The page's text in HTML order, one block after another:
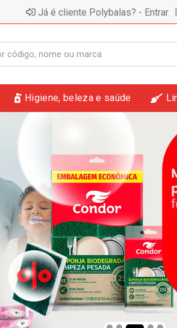
Já é cliente Polybalas? - Entrar |
Higiene, beleza e saúde